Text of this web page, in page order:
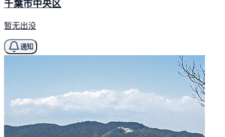
千葉市中央区
暂无出没
通知